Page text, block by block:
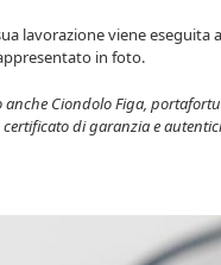
lavorazione viene eseguita
in foto.
Ciondolo Figa,
di garanzia e